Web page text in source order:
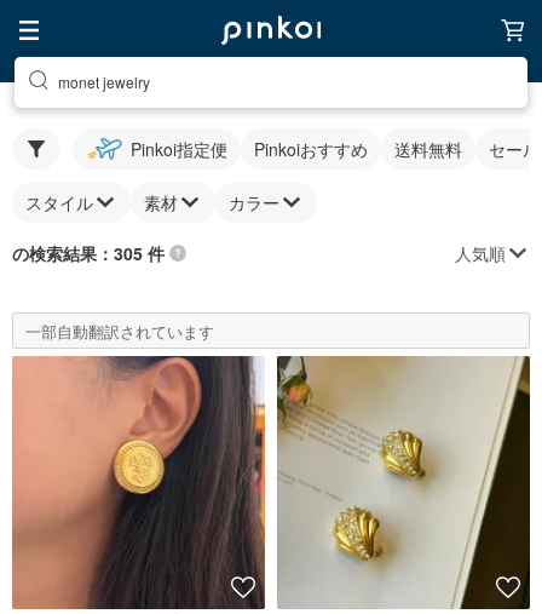
monet jewelry
Pinkoi指定便 Pinkoiおすすめ 送料無料 セー
スタイル 素材 カラー
の検索結果：305 件 人気順
一部自動翻訳されています